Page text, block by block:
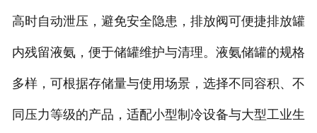
高时自动泄压，避免安全隐患，排放阀可便捷排放罐
内残留液氨，便于储罐维护与清理。液氨储罐的规格
多样，可根据存储量与使用场景，选择不同容积、不
同压力等级的产品，适配小型制冷设备与大型工业生